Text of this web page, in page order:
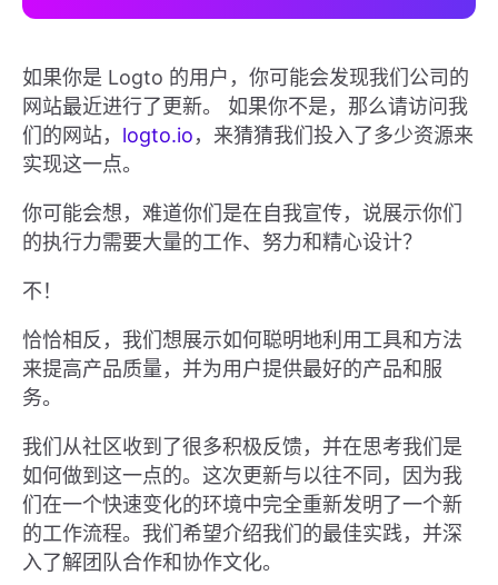
如果你是 Logto 的用户，你可能会发现我们公司的
网站最近进行了更新。 如果你不是，那么请访问我
们的网站， logto.io，来猜猜我们投入了多少资源来
实现这一点。
你可能会想，难道你们是在自我宣传，说展示你们
的执行力需要大量的工作、努力和精心设计？
不！
恰恰相反，我们想展示如何聪明地利用工具和方法
来提高产品质量，并为用户提供最好的产品和服
务。
我们从社区收到了很多积极反馈，并在思考我们是
如何做到这一点的。这次更新与以往不同，因为我
们在一个快速变化的环境中完全重新发明了一个新
的工作流程。我们希望介绍我们的最佳实践，并深
入了解团队合作和协作文化。